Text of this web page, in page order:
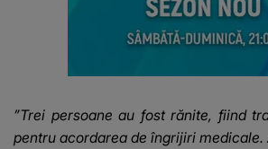
”Trei persoane au fost rănite, fiind
pentru acordarea de îngrijiri